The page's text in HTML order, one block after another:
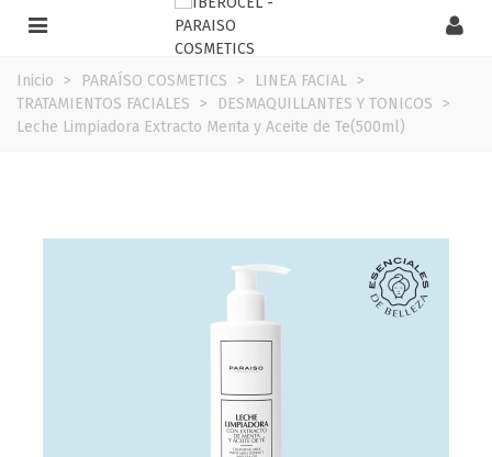
Inicio > PARAÍSO COSMETICS > LINEA FACIAL >
TRATAMIENTOS FACIALES > DESMAQUILLANTES Y TONICOS >
Leche Limpiadora Extracto Menta y Aceite de Te(500ml)